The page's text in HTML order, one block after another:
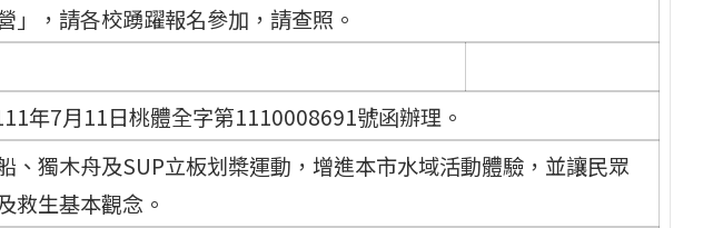
」，請各校踴躍報名參加，請查照。
年7月11日桃體全字第1110008691號函辦理。
、獨木舟及SUP立板划槳運動，增進本市水域活動體驗，並讓民眾
救生基本觀念。